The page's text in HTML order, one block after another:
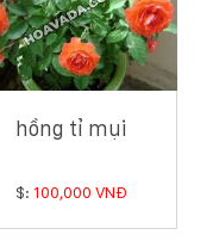
hồng tỉ mụi
$: 100,000 VNĐ